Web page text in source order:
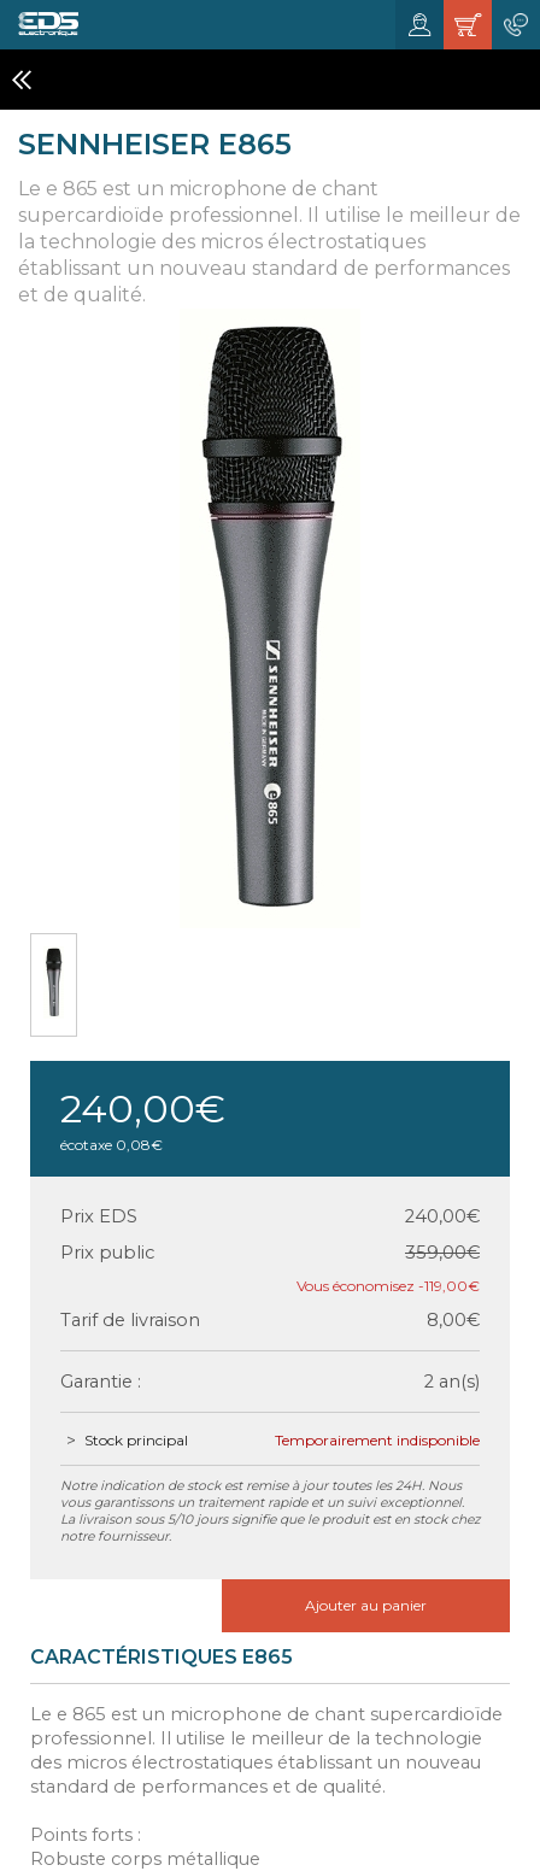
SENNHEISER E865
Le e 865 est un microphone de chant
supercardioïde professionnel. Il utilise le meilleur de
la technologie des micros électrostatiques
établissant un nouveau standard de performances
et de qualité.
240,00€
écotaxe 0,08€
Prix EDS
240,00€
Prix public
359,00€
-119,00€
Tarif de livraison 8,00€
Garantie : 2 an(s)
Stock principal Temporairement indisponible
Notre indication de stock est remise à jour toutes les 24H. Nous
vous garantissons un traitement rapide et un suivi exceptionnel.
La livraison sous 5/10 jours signifie que le produit est en stock chez
notre fournisseur.
Ajouter au panier
CARACTÉRISTIQUES E865
Le e 865 est un microphone de chant supercardioïde
professionnel. Il utilise le meilleur de la technologie
des micros électrostatiques établissant un nouveau
standard de performances et de qualité.
Points forts :
Robuste corps métallique